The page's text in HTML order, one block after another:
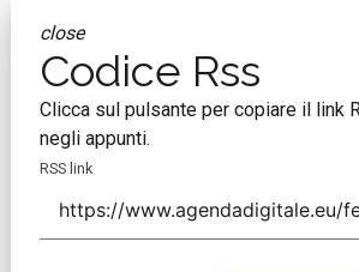
close
Codice Rss
Clicca sul pulsante per copiare il link
negli appunti.
RSS link